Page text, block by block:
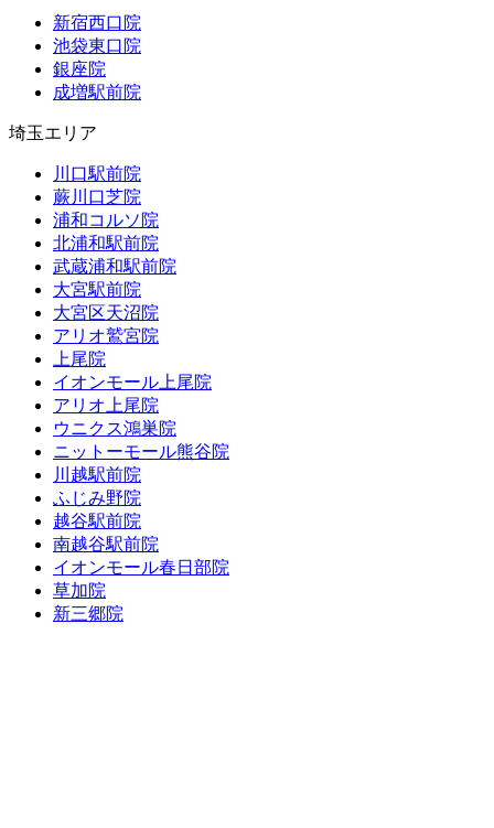
新宿西口院
池袋東口院
銀座院
成増駅前院
埼玉エリア
川口駅前院
蕨川口芝院
浦和コルソ院
北浦和駅前院
武蔵浦和駅前院
大宮駅前院
大宮区天沼院
アリオ鷲宮院
上尾院
イオンモール上尾院
アリオ上尾院
ウニクス鴻巣院
ニットーモール熊谷院
川越駅前院
ふじみ野院
越谷駅前院
南越谷駅前院
イオンモール春日部院
草加院
新三郷院